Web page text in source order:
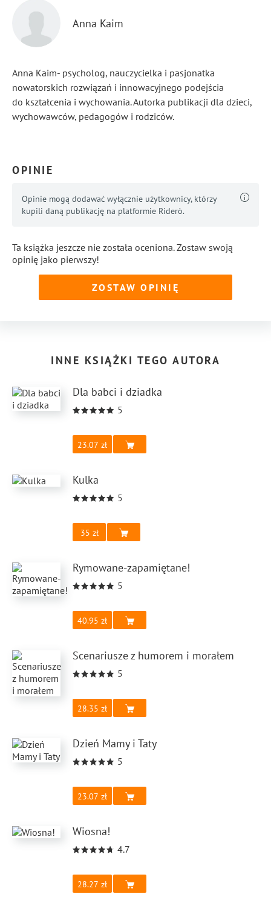
Anna Kaim
Anna Kaim- psycholog, nauczycielka i pasjonatka
nowatorskich rozwiązań i innowacyjnego podejścia
do kształcenia i wychowania. Autorka publikacji dla dzieci,
wychowawców, pedagogów i rodziców.
OPINIE
Opinie mogą dodawać wyłącznie użytkownicy, którzy
kupili daną publikację na platformie Riderò.
Ta książka jeszcze nie została oceniona. Zostaw swoją
opinię jako pierwszy!
ZOSTAW OPINIĘ
INNE KSIĄŻKI TEGO AUTORA
Dla babci i dziadka
5
23.07
Kulka
5
35
Rymowane-zapamiętane!
5
40.95
Scenariusze z humorem i morałem
5
28.35
Dzień Mamy i Taty
5
23.07
Wiosna!
4.7
28.27